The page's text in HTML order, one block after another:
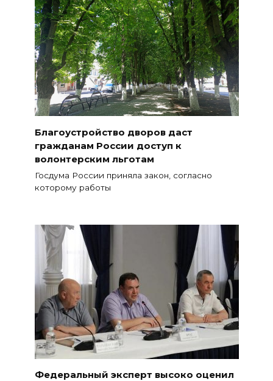
Благоустройство дворов даст
гражданам России доступ к
волонтерским льготам
Госдума России приняла закон, согласно
которому работы
Федеральный эксперт высоко оценил